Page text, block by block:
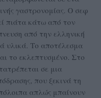
γαστρονομίας. Ο σεφ
πιάτα κάτω από τον
από την ελληνική
υλικά. Το αποτέλεσμα
το εκλεπτυσμένο. Στο
σε μια
που ξεκινά τη
απλώς μπαίνουν